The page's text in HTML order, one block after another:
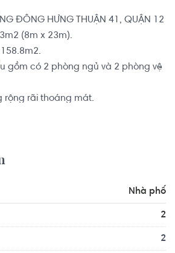
ĐÔNG HƯNG THUẬN 41, QUẬN 12
(8m x 23m).
gồm có 2 phòng ngủ và 2 phòng vệ
rộng rãi thoáng mát.
Lương, ngay cửa ngõ quốc tế
rộng 60m, gần nơi dự kiến có
số 2 Bến Thành – Tham Lương.
Nhà phố
2
2